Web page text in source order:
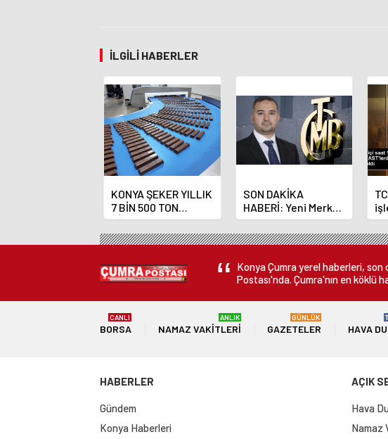
İLGILI HABERLER
KONYA ŞEKER YILLIK
7 BİN 500 TON
ÇİKOLATALI ÜRÜN
ÜRETİLECEK
SON DAKİKA
HABERİ: Yeni Merkez
Bankası Başkanı
Fatih Karahan oldu
Konya Çumra yerel haberleri,
Postası'nda. Çumra'nın en köklü
BORSA
CANLI
NAMAZ VAKITLERI
ANLIK
GAZETELER
GÜNLÜK
HAVA
HABERLER
Gündem
Konya Haberleri
AÇIK
Hava
Namaz